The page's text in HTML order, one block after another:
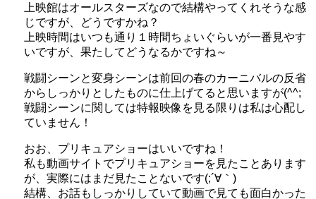
上映館はオールスターズなので結構やってくれそうな感
じですが、どうですかね？
上映時間はいつも通り１時間ちょいぐらいが一番見やす
いですが、果たしてどうなるかですね～
戦闘シーンと変身シーンは前回の春のカーニバルの反省
からしっかりとしたものに仕上げてると思いますが(^^;
戦闘シーンに関しては特報映像を見る限りは私は心配し
ていません！
おお、プリキュアショーはいいですね！
私も動画サイトでプリキュアショーを見たことあります
が、実際にはまだ見たことないです(;´∀｀)
結構、お話もしっかりしていて動画で見ても面白かった